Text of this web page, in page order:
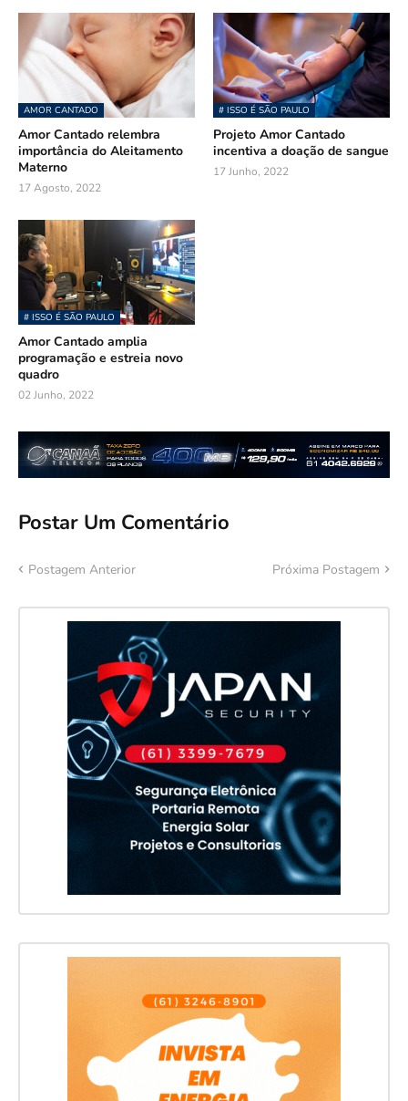
AMOR CANTADO
Amor Cantado relembra
importância do Aleitamento
Materno
17 Agosto, 2022
# ISSO É SÃO PAULO
Projeto Amor Cantado
incentiva a doação de sangue
17 Junho, 2022
# ISSO É SÃO PAULO
Amor Cantado amplia
programação e estreia novo
quadro
02 Junho, 2022
Postar Um Comentário
Postagem Anterior Próxima Postagem